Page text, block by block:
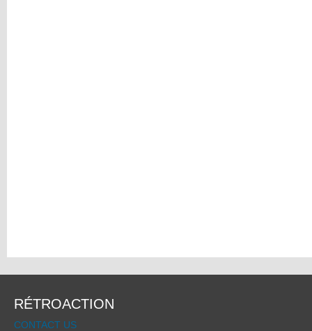
RÉTROACTION
CONTACT US